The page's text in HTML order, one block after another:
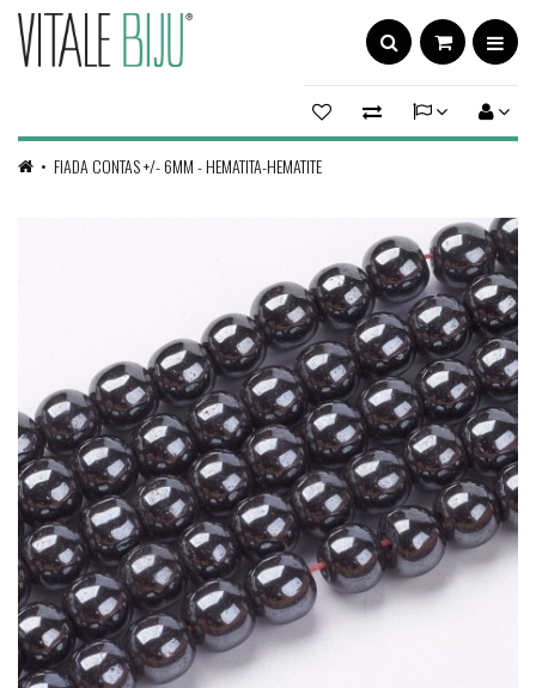
FIADA CONTAS +/- 6MM - HEMATITA-HEMATITE